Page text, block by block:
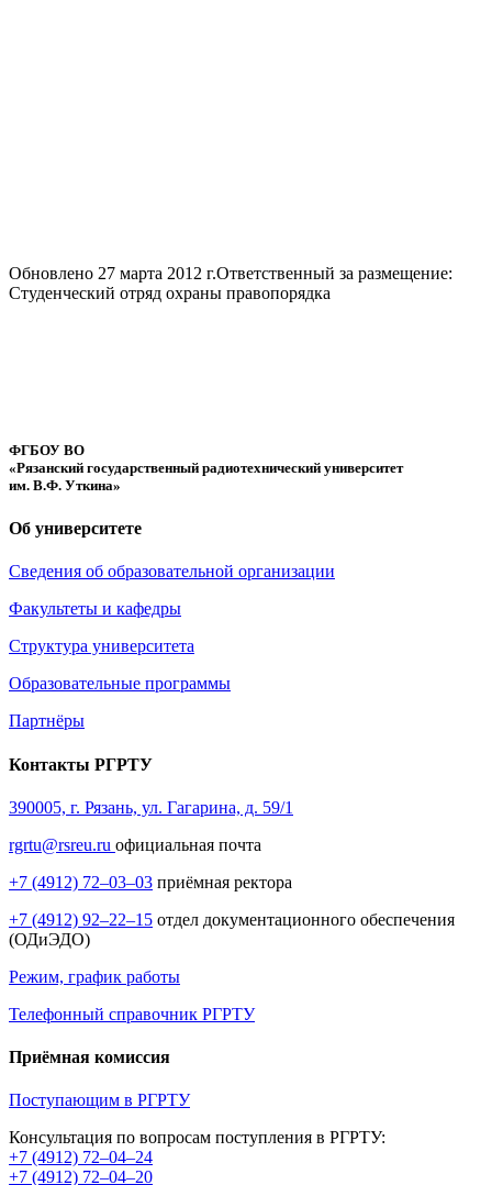
Обновлено 27 марта 2012 г.Ответственный за размещение:
Студенческий отряд охраны правопорядка
ФГБОУ ВО
«Рязанский государственный радиотехнический университет
им. В.Ф. Уткина»
Об университете
Сведения об образовательной организации
Факультеты и кафедры
Структура университета
Образовательные программы
Партнёры
Контакты РГРТУ
390005, г. Рязань, ул. Гагарина, д. 59/1
rgrtu@rsreu.ru официальная почта
+7 (4912) 72–03–03 приёмная ректора
+7 (4912) 92–22–15 отдел документационного обеспечения
(ОДиЭДО)
Режим, график работы
Телефонный справочник РГРТУ
Приёмная комиссия
Поступающим в РГРТУ
Консультация по вопросам поступления в РГРТУ:
+7 (4912) 72–04–24
+7 (4912) 72–04–20